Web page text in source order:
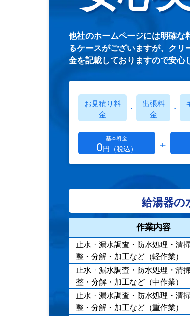
他社のホームページには明確な
るケースがございますが、ク
金を記載しておりますので安心
お見積り料
金
・
出張料
金
・
基本料金
0円（税込） +
給湯器の
作業内容
止水・漏水調査・防水処理・清
整・分解・加工など（軽作業）
止水・漏水調査・防水処理・清
整・分解・加工など（中作業）
止水・漏水調査・防水処理・清
整・分解・加工など（重作業）